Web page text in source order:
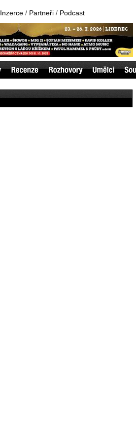
Inzerce / Partneři / Podcast